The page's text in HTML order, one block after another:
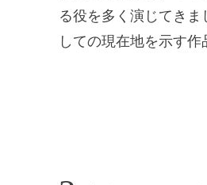
る役を多く演じてき
しての現在地を示す作